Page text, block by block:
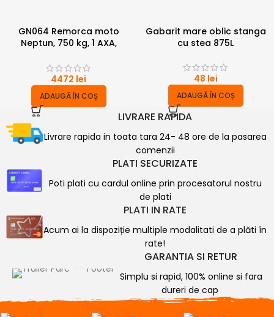
GN064 Remorca moto
Neptun, 750 kg, 1 AXA,
4472 lei
ADAUGĂ ÎN COȘ
Gabarit mare oblic stanga
cu stea 875L
48 lei
ADAUGĂ ÎN COȘ
LIVRARE RAPIDA
Livrare rapida in toata tara 24- 48 ore de la pasarea
comenzii
PLATI SECURIZATE
Poti plati cu cardul online prin procesatorul nostru
de plati
PLATI IN RATE
Acum ai la dispoziție multiple modalitati de a plăti în
rate!
GARANTIA SI RETUR
Simplu si rapid, 100% online si fara
dureri de cap